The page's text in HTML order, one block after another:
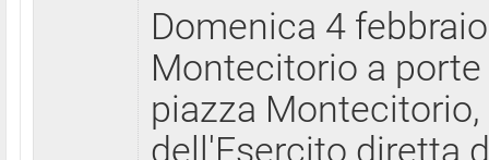
Domenica 4
Montecitorio a
piazza
dell'Esercito diretta